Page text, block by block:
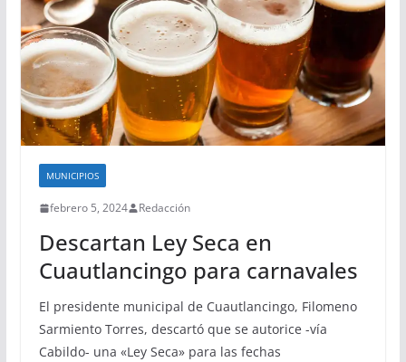
MUNICIPIOS
febrero 5, 2024 Redacción
Descartan Ley Seca en
Cuautlancingo para carnavales
El presidente municipal de Cuautlancingo, Filomeno
Sarmiento Torres, descartó que se autorice -vía
Cabildo- una «Ley Seca» para las fechas